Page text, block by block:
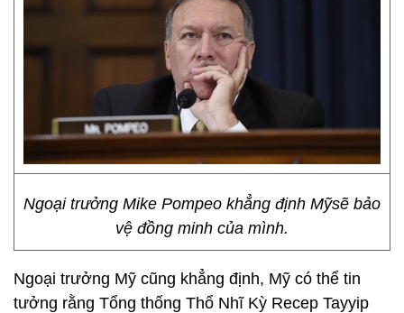
Ngoại trưởng Mike Pompeo khẳng định Mỹsẽ bảo
vệ đồng minh của mình.
Ngoại trưởng Mỹ cũng khẳng định, Mỹ có thể tin
tưởng rằng Tổng thống Thổ Nhĩ Kỳ Recep Tayyip